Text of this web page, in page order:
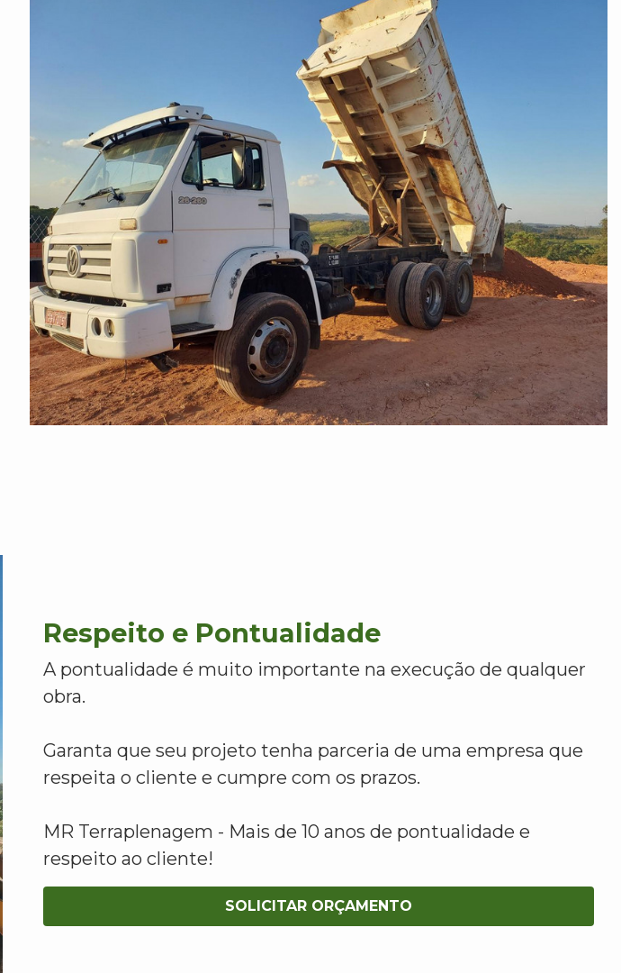
Respeito e Pontualidade
A pontualidade é muito importante na execução de qualquer
obra.
Garanta que seu projeto tenha parceria de uma empresa que
respeita o cliente e cumpre com os prazos.
MR Terraplenagem - Mais de 10 anos de pontualidade e
respeito ao cliente!
SOLICITAR ORÇAMENTO